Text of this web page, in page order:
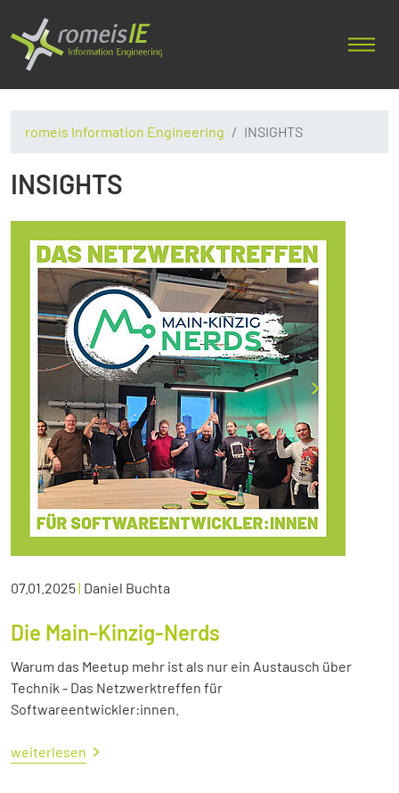
romeis Information Engineering INSIGHTS
INSIGHTS
07.01.2025| Daniel Buchta
Die Main-Kinzig-Nerds
Warum das Meetup mehr ist als nur ein Austausch über
Technik - Das Netzwerktreffen für
Softwareentwickler:innen.
weiterlesen